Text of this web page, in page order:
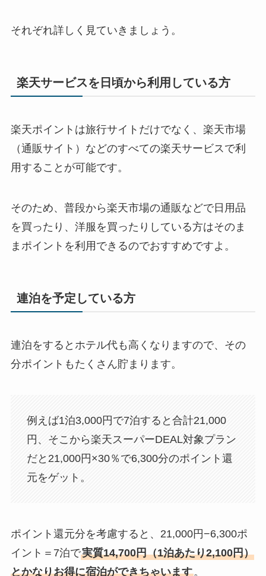
それぞれ詳しく見ていきましょう。
楽天サービスを日頃から利用している方
楽天ポイントは旅行サイトだけでなく、楽天市場
（通販サイト）などのすべての楽天サービスで利
用することが可能です。
そのため、普段から楽天市場の通販などで日用品
を買ったり、洋服を買ったりしている方はそのま
まポイントを利用できるのでおすすめですよ。
連泊を予定している方
連泊をするとホテル代も高くなりますので、その
分ポイントもたくさん貯まります。
例えば1泊3,000円で7泊すると合計21,000
円、そこから楽天スーパーDEAL対象プラン
だと21,000円×30％で6,300分のポイント還
元をゲット。
ポイント還元分を考慮すると、21,000円−6,300ポ
イント＝7泊で実質14,700円（1泊あたり2,100円）
とかなりお得に宿泊ができちゃいます。